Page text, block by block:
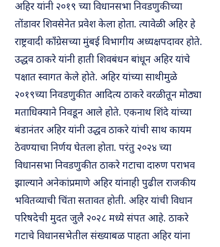
अहिर यांनी २०१९ च्या विधानसभा निवडणुकीच्या
तोंडावर शिवसेनेत प्रवेश केला होता. त्यावेळी अहिर हे
राष्ट्रवादी काँग्रेसच्या मुंबई विभागीय अध्यक्षपदावर होते.
उद्धव ठाकरे यांनी हाती शिवबंधन बांधून अहिर यांचे
पक्षात स्वागत केले होते. अहिर यांच्या साथीमुळे
२०१९च्या निवडणुकीत आदित्य ठाकरे वरळीतून मोठ्या
मताधिक्याने निवडून आले होते. एकनाथ शिंदे यांच्या
बंडानंतर अहिर यांनी उद्धव ठाकरे यांची साथ कायम
ठेवण्याचा निर्णय घेतला होता. परंतु २०२४ च्या
विधानसभा निवडणुकीत ठाकरे गटाचा दारुण पराभव
झाल्याने अनेकांप्रमाणे अहिर यांनाही पुढील राजकीय
भवितव्याची चिंता सतावत होती. अहिर यांची विधान
परिषदेची मुदत जुलै २०२८ मध्ये संपत आहे. ठाकरे
गटाचे विधानसभेतील संख्याबळ पाहता अहिर यांना